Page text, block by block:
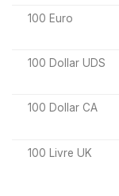
100 Euro
100 Dollar UDS
100 Dollar CA
100 Livre UK